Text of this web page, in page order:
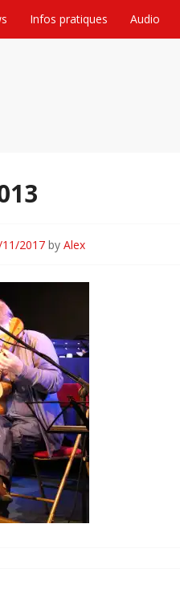
Infos pratiques Audio
2017 by Alex